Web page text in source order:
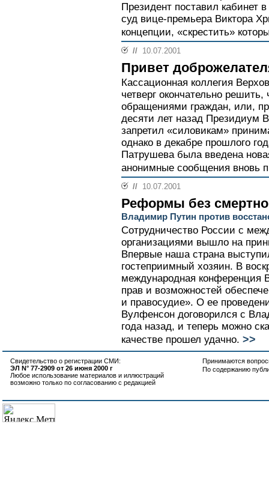
Президент поставил кабинет
суд вице-премьера Виктора
концепции, «скрестить»
// 10.07.2001
Привет
Кассационная коллегия
четверг окончательно
обращениями граждан, или,
десяти лет назад Президиум
запретил «силовикам»
однако в декабре прошлого
Патрушева была введена
анонимные сообщения вновь
// 10.07.2001
Реформы без
Владимир Путин против
Сотрудничество России с
организациями вышло на
Впервые наша страна
гостеприимный хозяин. В
международная конференция
прав и возможностей
и правосудие». О ее
Вулфенсон договорился с
года назад, и теперь можно
качестве прошел удачно. >>
Свидетельство о регистрации СМИ:
ЭЛ N° 77-2909 от 26 июня 2000 г
Любое использование материалов и иллюстраций
возможно только по согласованию с редакцией
Принимаются
По содержанию